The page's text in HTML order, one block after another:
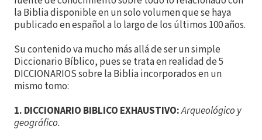
la Biblia disponible en un solo volumen que se haya
publicado en español a lo largo de los últimos 100 años.
Su contenido va mucho más allá de ser un simple
Diccionario Bíblico, pues se trata en realidad de 5
DICCIONARIOS sobre la Biblia incorporados en un
mismo tomo:
1. DICCIONARIO BIBLICO EXHAUSTIVO:Arqueológico y
geográfico.